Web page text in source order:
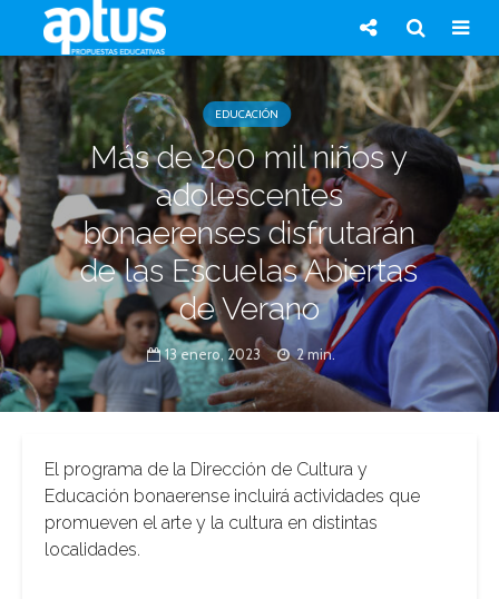
EDUCACIÓN
Más de 200 mil niños y
adolescentes
bonaerenses disfrutarán
de las Escuelas Abiertas
de Verano
13 enero, 2023 2 min.
El programa de la Dirección de Cultura y
Educación bonaerense incluirá actividades que
promueven el arte y la cultura en distintas
localidades.